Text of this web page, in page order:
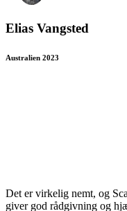
Elias Vangsted
Australien 2023
Det er virkelig nemt, og
giver god rådgivning og